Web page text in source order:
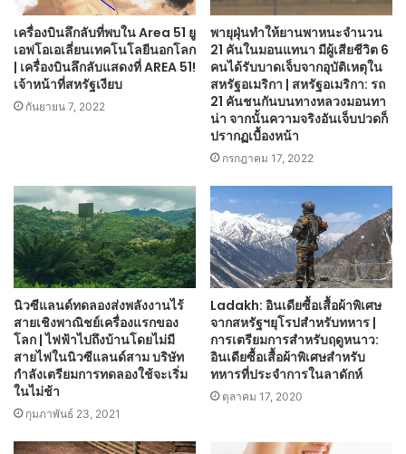
เครื่องบินลึกลับที่พบใน Area 51 ยู
เอฟโอเอเลี่ยนเทคโนโลยีนอกโลก
| เครื่องบินลึกลับแสดงที่ AREA 51!
เจ้าหน้าที่สหรัฐเงียบ
กันยายน 7, 2022
พายุฝุ่นทำให้ยานพาหนะจำนวน
21 คันในมอนแทนา มีผู้เสียชีวิต 6
คนได้รับบาดเจ็บจากอุบัติเหตุใน
สหรัฐอเมริกา | สหรัฐอเมริกา: รถ
21 คันชนกันบนทางหลวงมอนทา
น่า จากนั้นความจริงอันเจ็บปวดก็
ปรากฏเบื้องหน้า
กรกฎาคม 17, 2022
นิวซีแลนด์ทดลองส่งพลังงานไร้
สายเชิงพาณิชย์เครื่องแรกของ
โลก | ไฟฟ้าไปถึงบ้านโดยไม่มี
สายไฟในนิวซีแลนด์สาม บริษัท
กำลังเตรียมการทดลองใช้จะเริ่ม
ในไม่ช้า
กุมภาพันธ์ 23, 2021
Ladakh: อินเดียซื้อเสื้อผ้าพิเศษ
จากสหรัฐฯยุโรปสำหรับทหาร |
การเตรียมการสำหรับฤดูหนาว:
อินเดียซื้อเสื้อผ้าพิเศษสำหรับ
ทหารที่ประจำการในลาดักห์
ตุลาคม 17, 2020